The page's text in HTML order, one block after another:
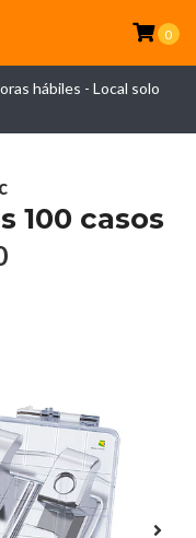
hábiles - Local solo
0
100 casos